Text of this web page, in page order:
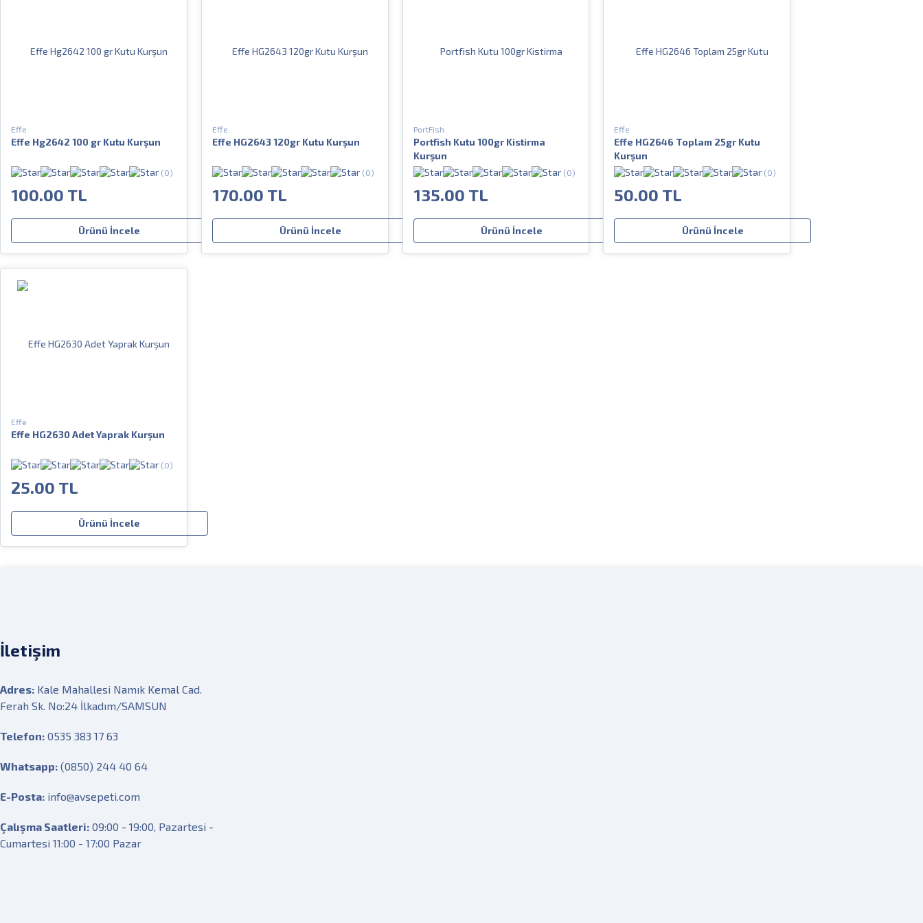
Effe
Effe Hg2642 100 gr Kutu Kurşun
(0)
100.00 TL
Ürünü İncele
Effe
Effe HG2643 120gr Kutu Kurşun
(0)
170.00 TL
Ürünü İncele
PortFish
Portfish Kutu 100gr Kistirma
Kurşun
(0)
135.00 TL
Ürünü İncele
Effe
Effe HG2646 Toplam 25gr Kutu
Kurşun
(0)
50.00 TL
Ürünü İncele
Effe
Effe HG2630 Adet Yaprak Kurşun
(0)
25.00 TL
Ürünü İncele
İletişim
Adres: Kale Mahallesi Namık Kemal Cad.
Ferah Sk. No:24 İlkadım/SAMSUN
Telefon: 0535 383 17 63
Whatsapp: (0850) 244 40 64
E-Posta: info@avsepeti.com
Çalışma Saatleri: 09:00 - 19:00, Pazartesi -
Cumartesi 11:00 - 17:00 Pazar